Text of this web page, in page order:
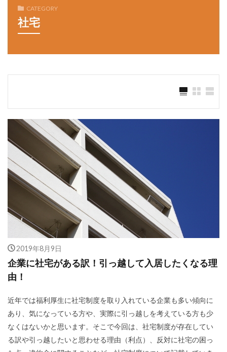
CATEGORY
社宅
2019年8月9日
企業に社宅がある訳！引っ越して入居したくなる理
由！
近年では福利厚生に社宅制度を取り入れている企業も多い傾向に
あり、気になっている方や、実際に引っ越しを考えている方も少
なくはないかと思います。そこで今回は、社宅制度が存在してい
る訳や引っ越したいと思わせる理由（利点）、反対に社宅の困っ